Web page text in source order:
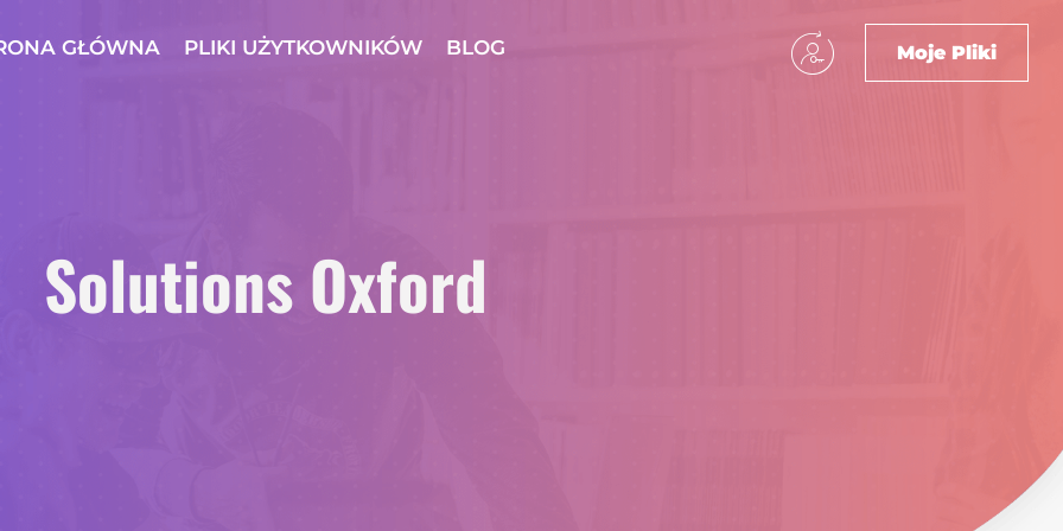
GŁÓWNA PLIKI UŻYTKOWNIKÓW BLOG Moje Pliki
Solutions Oxford